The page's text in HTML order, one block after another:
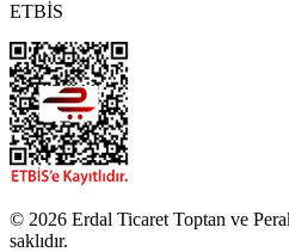
ETBİS
© 2026 Erdal Ticaret Toptan ve
saklıdır.